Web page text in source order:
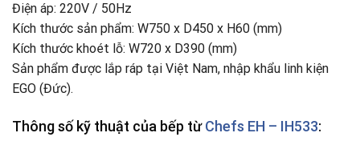
Điện áp: 220V / 50Hz
Kích thước sản phẩm: W750 x D450 x H60 (mm)
Kích thước khoét lỗ: W720 x D390 (mm)
Sản phẩm được lắp ráp tại Việt Nam, nhập khẩu linh kiện
EGO (Đức).
Thông số kỹ thuật của bếp từChefs EH – IH533: